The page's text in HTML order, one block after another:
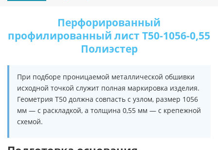
Перфорированный
профилированный лист Т50-1056-0,55
Полиэстер
При подборе проницаемой металлической обшивки
исходной точкой служит полная маркировка изделия.
Геометрия Т50 должна совпасть с узлом, размер 1056
мм — с раскладкой, а толщина 0,55 мм — с крепежной
схемой.